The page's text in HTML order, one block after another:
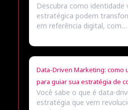
Descubra como identidade
estratégica podem
em referência digital, com…
Data-Driven Marketing: como
para guiar sua estratégia de
Você sabe o que é data-
estratégia que vem